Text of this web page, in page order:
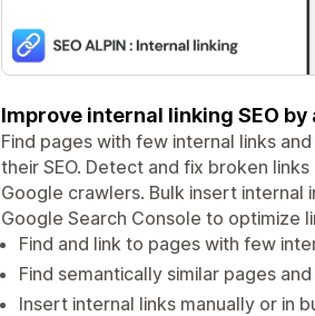
Improve internal linking SEO
Find pages with few internal links
their SEO. Detect and fix broken
Google crawlers. Bulk insert internal
Google Search Console to optimize
Find and link to pages with few
Find semantically similar pages
Insert internal links manually or in